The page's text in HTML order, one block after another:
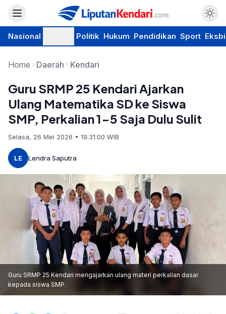
Nasional Politik Hukum Pendidikan Sport
Home Daerah Kendari
Guru SRMP 25 Kendari Ajarkan
Ulang Matematika SD ke Siswa
SMP, Perkalian 1-5 Saja Dulu Sulit
Selasa, 26 Mei 2026 • 19:31:00 WIB
LE Lendra Saputra
Guru SRMP 25 Kendari mengajarkan ulang materi perkalian dasar
kepada siswa SMP.